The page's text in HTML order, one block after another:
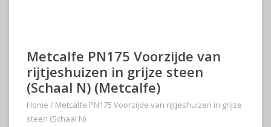
Metcalfe PN175 Voorzijde van
rijtjeshuizen in grijze steen
(Schaal N) (Metcalfe)
Home / Metcalfe PN175 Voorzijde van rijtjeshuizen in grijze
steen (Schaal N)